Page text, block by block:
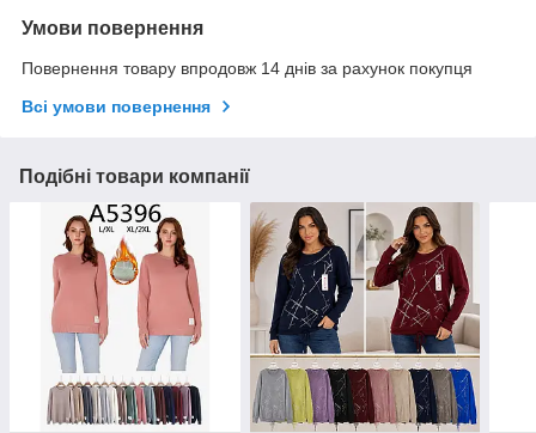
Умови повернення
Повернення товару впродовж 14 днів за рахунок покупця
Всі умови повернення
Подібні товари компанії